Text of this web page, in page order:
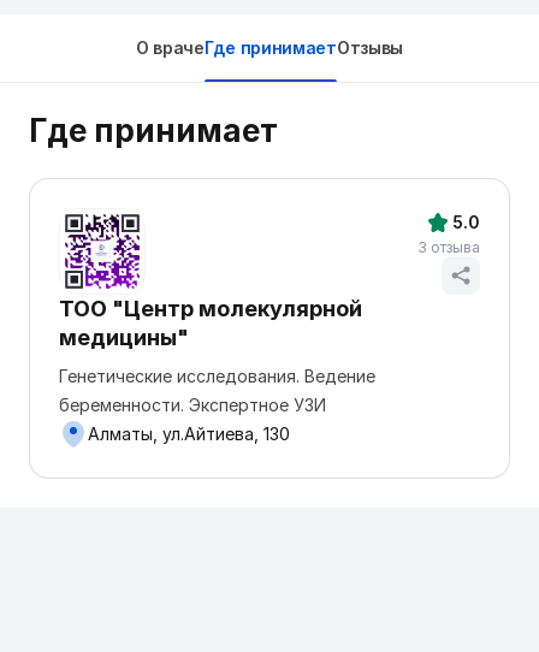
О врачеГде принимаетОтзывы
Где принимает
ТОО "Центр молекулярной
медицины"
Генетические исследования. Ведение
беременности. Экспертное УЗИ
Алматы, ул.Айтиева, 130
5.0
3 отзыва